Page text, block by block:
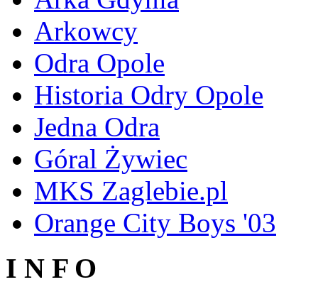
Arkowcy
Odra Opole
Historia Odry Opole
Jedna Odra
Góral Żywiec
MKS Zaglebie.pl
Orange City Boys '03
I N F O